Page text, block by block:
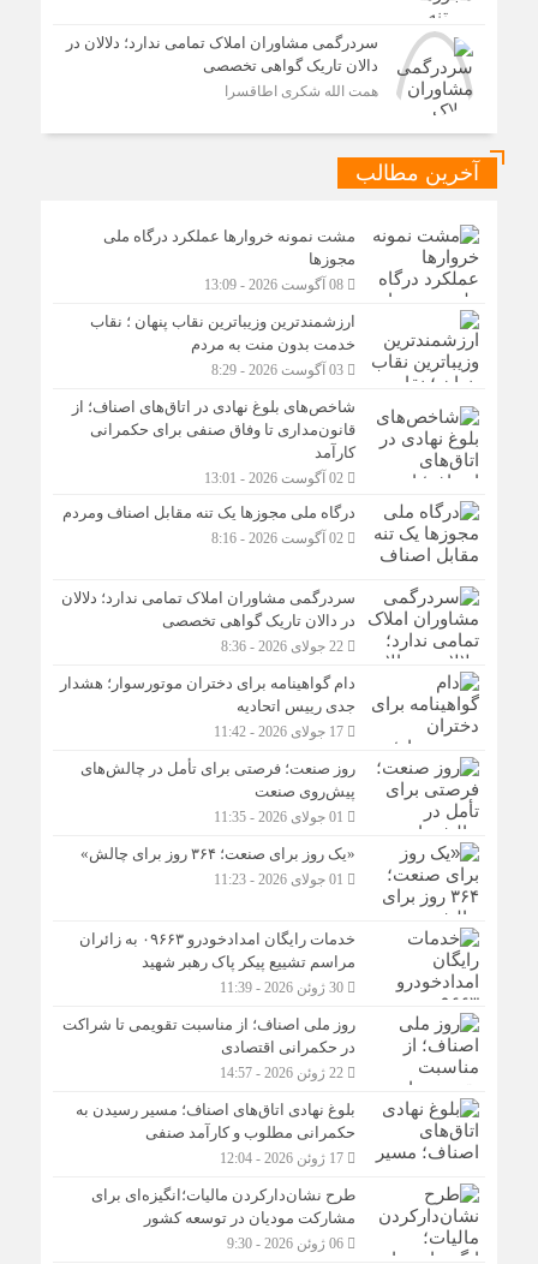
سردرگمی مشاوران املاک تمامی ندارد؛ دلالان در
دالان تاریک گواهی تخصصی
همت الله شکری اطاقسرا
آخرین مطالب
مشت نمونه خروارها عملکرد درگاه ملی
مجوزها
08 آگوست 2026 - 13:09
ارزشمندترین وزیباترین نقاب پنهان ؛ نقاب
خدمت بدون منت به مردم
03 آگوست 2026 - 8:29
شاخص‌های بلوغ نهادی در اتاق‌های اصناف؛ از
قانون‌مداری تا وفاق صنفی برای حکمرانی
کارآمد
02 آگوست 2026 - 13:01
درگاه ملی مجوزها یک تنه مقابل اصناف ومردم
02 آگوست 2026 - 8:16
سردرگمی مشاوران املاک تمامی ندارد؛ دلالان
در دالان تاریک گواهی تخصصی
22 جولای 2026 - 8:36
دام گواهینامه برای دختران موتورسوار؛ هشدار
جدی رییس اتحادیه
17 جولای 2026 - 11:42
روز صنعت؛ فرصتی برای تأمل در چالش‌های
پیش‌روی صنعت
«یک روز برای صنعت؛ ۳۶۴ روز برای چالش»
خدمات رایگان امدادخودرو ۰۹۶۶۳ به زائران
مراسم تشییع پیکر پاک رهبر شهید
30 ژوئن 2026 - 11:39
روز ملی اصناف؛ از مناسبت تقویمی تا شراکت
در حکمرانی اقتصادی
22 ژوئن 2026 - 14:57
بلوغ نهادی اتاق‌های اصناف؛ مسیر رسیدن به
حکمرانی مطلوب و کارآمد صنفی
17 ژوئن 2026 - 12:04
طرح نشان‌دارکردن مالیات؛انگیزه‌ای برای
مشارکت مودیان در توسعه کشور
06 ژوئن 2026 - 9:30